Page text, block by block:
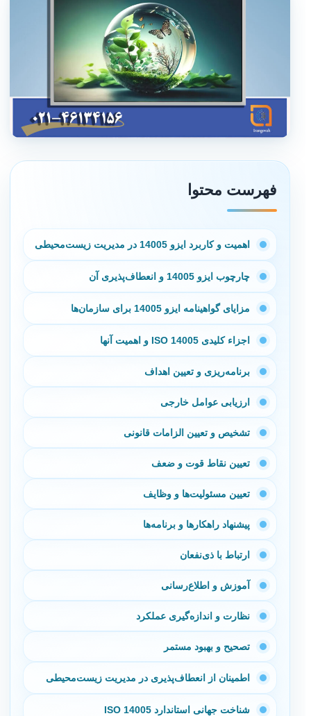
فهرست محتوا
اهمیت و کاربرد ایزو 14005 در مدیریت زیست‌محیطی
چارچوب ایزو 14005 و انعطاف‌پذیری آن
مزایای گواهینامه ایزو 14005 برای سازمان‌ها
اجزاء کلیدی ISO 14005 و اهمیت آنها
برنامه‌ریزی و تعیین اهداف
ارزیابی عوامل خارجی
تشخیص و تعیین الزامات قانونی
تعیین نقاط قوت و ضعف
تعیین مسئولیت‌ها و وظایف
پیشنهاد راهکارها و برنامه‌ها
ارتباط با ذی‌نفعان
آموزش و اطلاع‌رسانی
نظارت و اندازه‌گیری عملکرد
تصحیح و بهبود مستمر
اطمینان از انعطاف‌پذیری در مدیریت زیست‌محیطی
شناخت جهانی استاندارد ISO 14005